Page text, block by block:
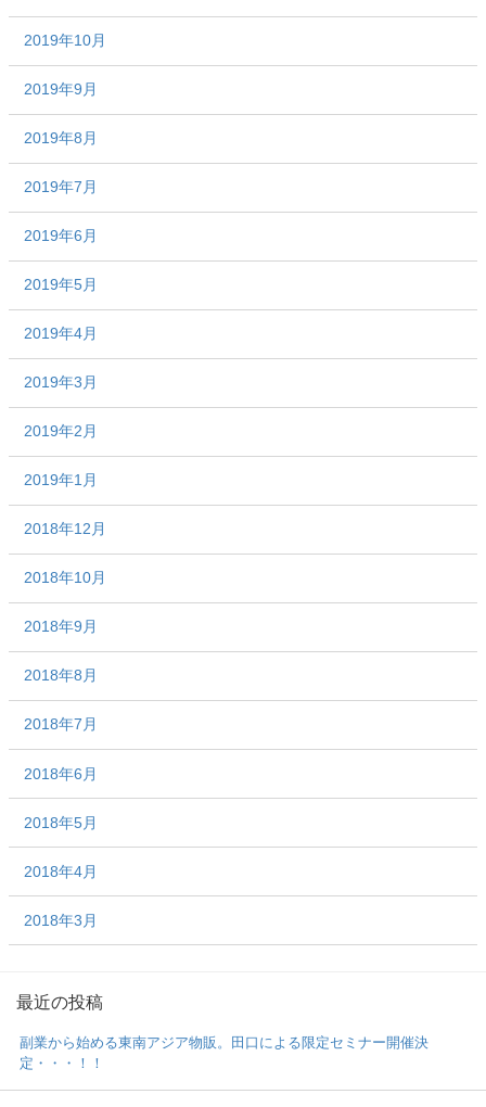
2019年10月
2019年9月
2019年8月
2019年7月
2019年6月
2019年5月
2019年4月
2019年3月
2019年2月
2019年1月
2018年12月
2018年10月
2018年9月
2018年8月
2018年7月
2018年6月
2018年5月
2018年4月
2018年3月
最近の投稿
副業から始める東南アジア物販。田口による限定セミナー開催決
定・・・！！